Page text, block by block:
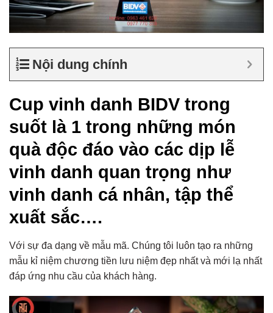
Nội dung chính
Cup vinh danh BIDV trong
suốt là 1 trong những món
quà độc đáo vào các dịp lễ
vinh danh quan trọng như
vinh danh cá nhân, tập thể
xuất sắc….
Với sự đa dạng về mẫu mã. Chúng tôi luôn tạo ra những
mẫu kỉ niệm chương tiền lưu niệm đẹp nhất và mới lạ nhất
đáp ứng nhu cầu của khách hàng.